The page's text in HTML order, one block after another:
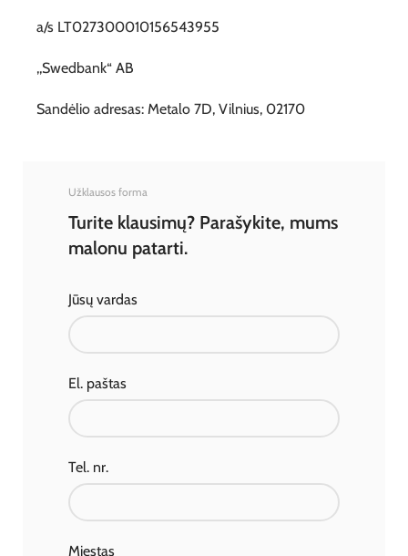
a/s LT027300010156543955
,,Swedbank“ AB
Sandėlio adresas: Metalo 7D, Vilnius, 02170
Užklausos forma
Turite klausimų? Parašykite, mums
malonu patarti.
Jūsų vardas
El. paštas
Tel. nr.
Miestas